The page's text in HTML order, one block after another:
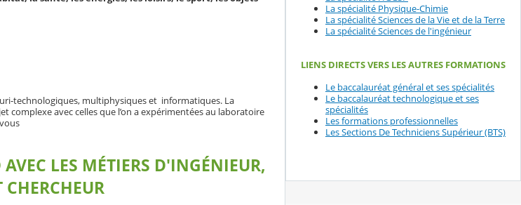
technologiques, multiphysiques et informatiques. La
complexe avec celles que l’on a expérimentées au laboratoire
LES MÉTIERS D'INGÉNIEUR,
La spécialité Physique-Chimie
La spécialité Sciences de la Vie et de la Terre
La spécialité Sciences de l'ingénieur
LIENS DIRECTS VERS LES AUTRES FORMATIONS
Le baccalauréat général et ses spécialités
Le baccalauréat technologique et ses
spécialités
Les formations professionnelles
Les Sections De Techniciens Supérieur (BTS)